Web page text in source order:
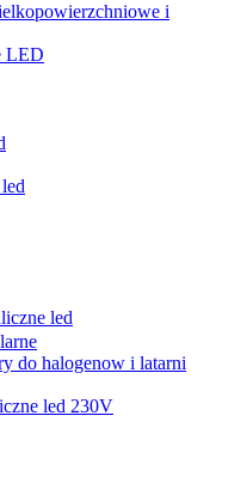
i
LED
led
do halogenow i latarni
led 230V